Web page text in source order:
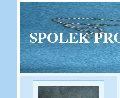
SPOLEK